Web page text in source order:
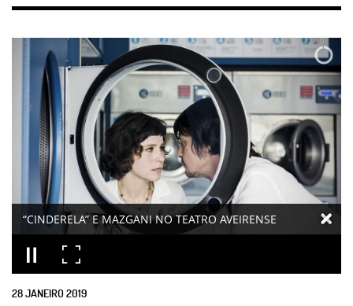
“CINDERELA” E MAZGANI NO TEATRO AVEIRENSE
28JANEIRO2019